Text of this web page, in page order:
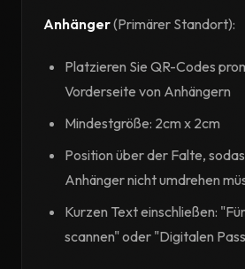
Anhänger(Primärer Standort):
Platzieren Sie QR-Codes
Vorderseite von Anhängern
Mindestgröße: 2cm x 2cm
Position über der Falte,
Anhänger nicht umdrehen
Kurzen Text einschließen:
scannen" oder "Digitalen